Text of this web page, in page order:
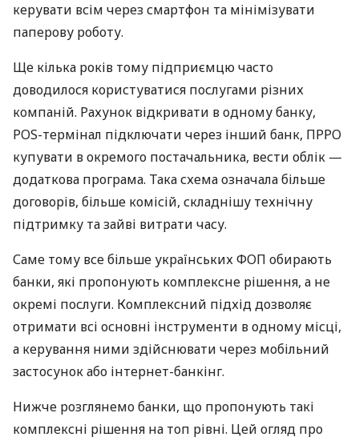
керувати всім через смартфон та мінімізувати
паперову роботу.
Ще кілька років тому підприємцю часто
доводилося користуватися послугами різних
компаній. Рахунок відкривати в одному банку,
POS-термінал підключати через інший банк, ПРРО
купувати в окремого постачальника, вести облік —
додаткова програма. Така схема означала більше
договорів, більше комісій, складнішу технічну
підтримку та зайві витрати часу.
Саме тому все більше українських ФОП обирають
банки, які пропонують комплексне рішення, а не
окремі послуги. Комплексний підхід дозволяє
отримати всі основні інструменти в одному місці,
а керування ними здійснювати через мобільний
застосунок або інтернет-банкінг.
Нижче розглянемо банки, що пропонують такі
комплексні рішення на топ рівні. Цей огляд про